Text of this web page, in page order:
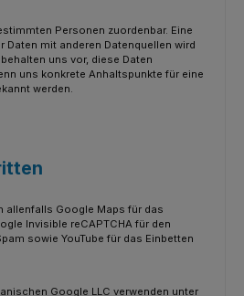
Personen zuordenbar. Eine
Daten mit anderen Datenquellen wird
uns vor, diese Daten
uns konkrete Anhaltspunkte für eine
werden.
allenfalls Google Maps für das
Invisible reCAPTCHA für den
sowie YouTube für das Einbetten
Google LLC verwenden unter